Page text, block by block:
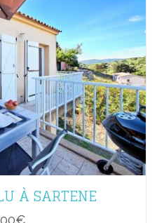
À SARTENE
€